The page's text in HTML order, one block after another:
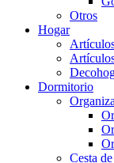
Otros
Hogar
Dormitorio
Cesta